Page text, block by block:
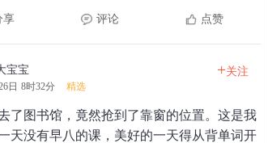
评论 点赞
宝宝
日 8时32分 精选
+关注
了图书馆，竟然抢到了靠窗的位置。这是我
天没有早八的课，美好的一天得从背单词开